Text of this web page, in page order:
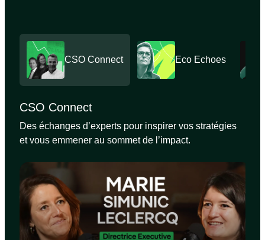
CSO Connect Eco Echoes
CSO Connect
Des échanges d’experts pour inspirer vos stratégies
et vous emmener au sommet de l’impact.